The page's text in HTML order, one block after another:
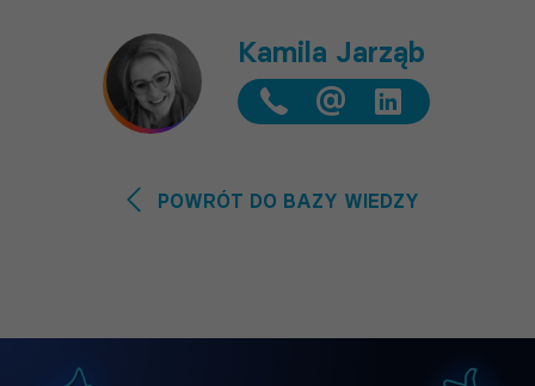
Kamila Jarząb
@
POWRÓT DO BAZY WIEDZY